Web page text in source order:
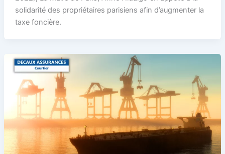
solidarité des propriétaires parisiens afin d’augmenter la
taxe foncière.